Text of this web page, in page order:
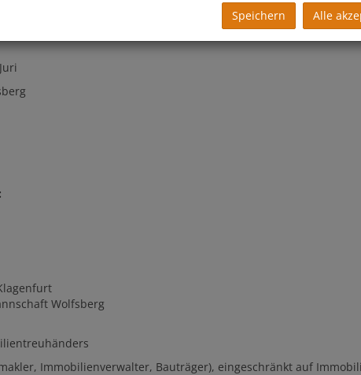
Wolfsberg
Immobilienverwalter, Bauträger), eingeschränkt auf
Speichern Alle